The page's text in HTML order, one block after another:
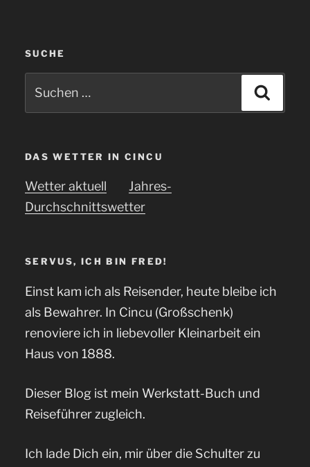
SUCHE
DAS WETTER IN CINCU
Wetter aktuell
Jahres-
Durchschnittswetter
SERVUS, ICH BIN FRED!
Einst kam ich als Reisender, heute bleibe ich
als Bewahrer. In Cincu (Großschenk)
renoviere ich in liebevoller Kleinarbeit ein
Haus von 1888.
Dieser Blog ist mein Werkstatt-Buch und
Reiseführer zugleich.
Ich lade Dich ein, mir über die Schulter zu